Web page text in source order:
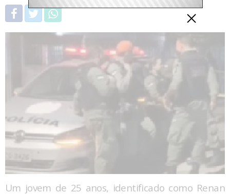
Um jovem de 25 anos, identificado como Renan